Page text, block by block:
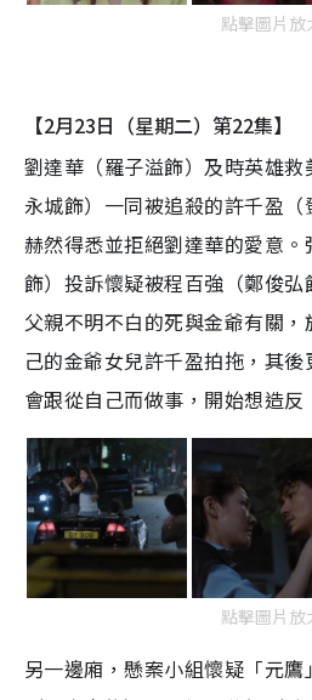
點擊圖片放
【2月23日（星期二）第22集】
劉達華（羅子溢飾）及時英雄
永城飾）一同被追殺的許千盈
赫然得悉並拒絕劉達華的愛意
飾）投訴懷疑被程百強（鄭俊
父親不明不白的死與金爺有關
己的金爺女兒許千盈拍拖，其
會跟從自己而做事，開始想造反
點擊圖片放
另一邊廂，懸案小組懷疑「元